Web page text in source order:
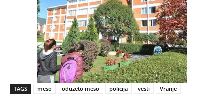
TAGS meso oduzeto meso policija vesti Vranje